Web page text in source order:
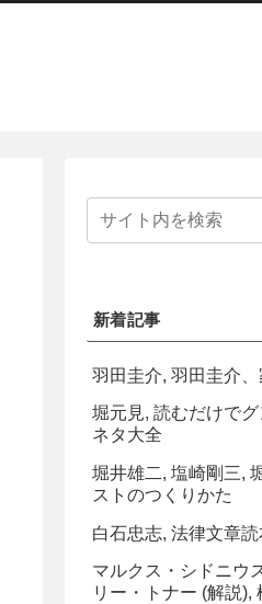
新着記事
羽田圭介, 羽田圭介、
堀元見, 読むだけで
ネタ大全
堀井雄二, 塩崎剛三,
ストのつくりかた
白石忠志, 法律文章読
マルクス・シドニウ
リー・トナー (解説),